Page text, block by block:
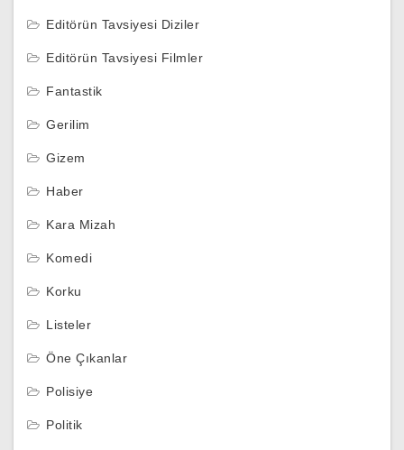
Editörün Tavsiyesi Diziler
Editörün Tavsiyesi Filmler
Fantastik
Gerilim
Gizem
Haber
Kara Mizah
Komedi
Korku
Listeler
Öne Çıkanlar
Polisiye
Politik